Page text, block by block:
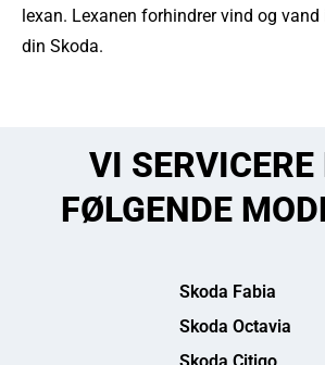
lexan. Lexanen forhindrer vind og
din Skoda.
VI
FØLGENDE
Skoda Fabia
Skoda Octavia